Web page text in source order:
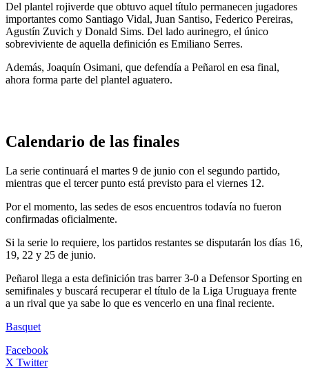
Del plantel rojiverde que obtuvo aquel título permanecen jugadores
importantes como Santiago Vidal, Juan Santiso, Federico Pereiras,
Agustín Zuvich y Donald Sims. Del lado aurinegro, el único
sobreviviente de aquella definición es Emiliano Serres.
Además, Joaquín Osimani, que defendía a Peñarol en esa final,
ahora forma parte del plantel aguatero.
Calendario de las finales
La serie continuará el martes 9 de junio con el segundo partido,
mientras que el tercer punto está previsto para el viernes 12.
Por el momento, las sedes de esos encuentros todavía no fueron
confirmadas oficialmente.
Si la serie lo requiere, los partidos restantes se disputarán los días 16,
19, 22 y 25 de junio.
Peñarol llega a esta definición tras barrer 3-0 a Defensor Sporting en
semifinales y buscará recuperar el título de la Liga Uruguaya frente
a un rival que ya sabe lo que es vencerlo en una final reciente.
Basquet
Facebook
X Twitter